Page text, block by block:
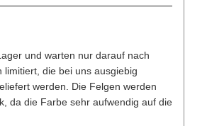
und warten nur darauf nach
die bei uns ausgiebig
werden. Die Felgen werden
da die Farbe sehr aufwendig auf die